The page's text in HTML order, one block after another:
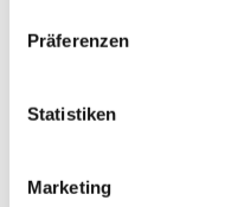
Präferenzen
Statistiken
Marketing